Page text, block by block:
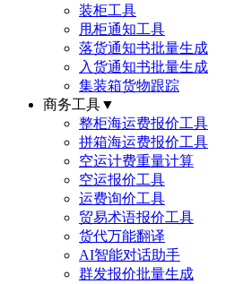
装柜工具
甩柜通知工具
落货通知书批量生成
入货通知书批量生成
集装箱货物跟踪
商务工具▼
整柜海运费报价工具
拼箱海运费报价工具
空运计费重量计算
空运报价工具
运费询价工具
贸易术语报价工具
货代万能翻译
AI智能对话助手
群发报价批量生成